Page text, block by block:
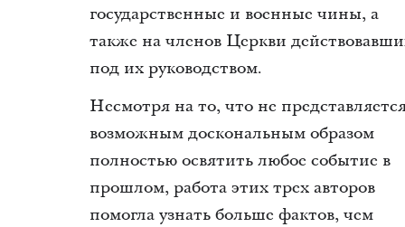
государственные и военные чины, а
также на членов Церкви
под их руководством.
Несмотря на то, что не
возможным доскональным образом
полностью освятить любое событие в
прошлом, работа этих трех авторов
помогла узнать больше фактов, чем